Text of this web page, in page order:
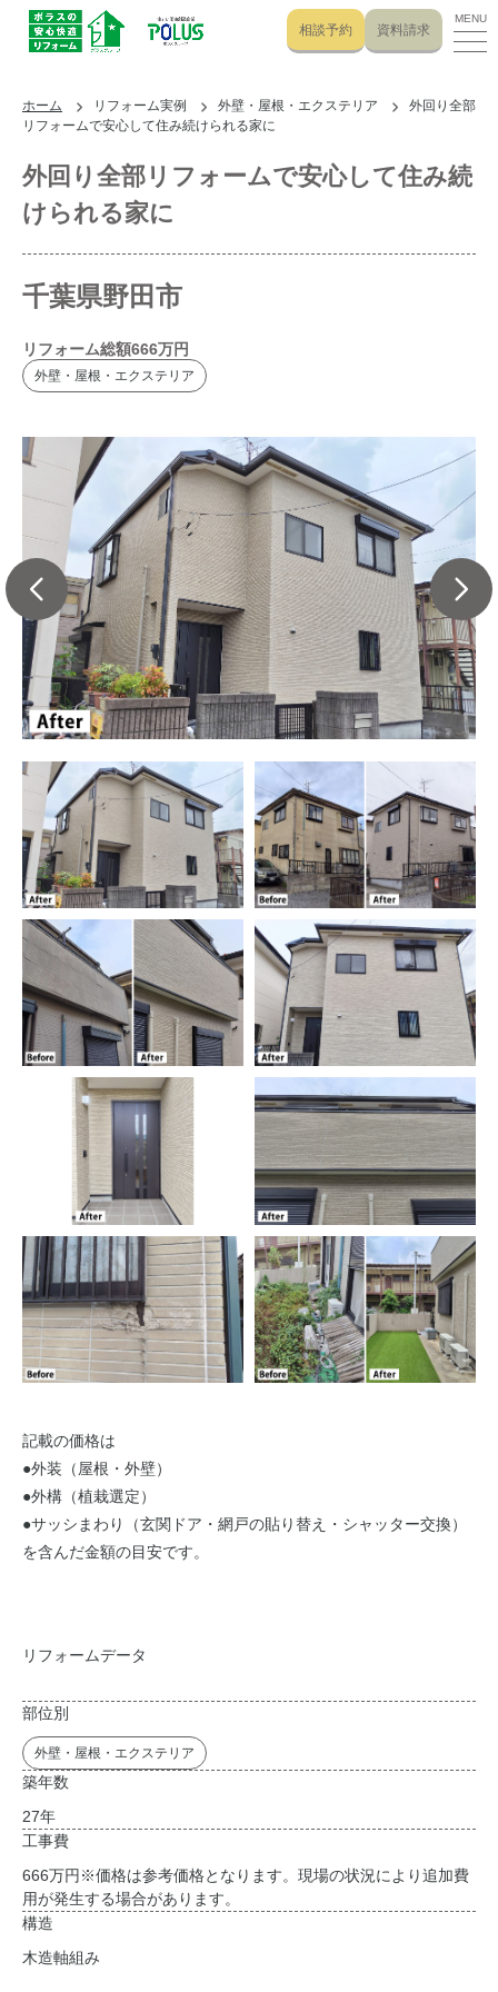
相談予約 資料請求
MENU
ホーム リフォーム実例 外壁・屋根・エクステリア
外回り全部
リフォームで安心して住み続けられる家に
外回り全部リフォームで安心して住み続
けられる家に
千葉県野田市
リフォーム総額666万円
外壁・屋根・エクステリア
記載の価格は
●外装（屋根・外壁）
●外構（植栽選定）
●サッシまわり（玄関ドア・網戸の貼り替え・シャッター交換）
を含んだ金額の目安です。
リフォームデータ
部位別
外壁・屋根・エクステリア
築年数
27年
工事費
666万円 ※価格は参考価格となります。現場の状況により追加費
用が発生する場合があります。
構造
木造軸組み